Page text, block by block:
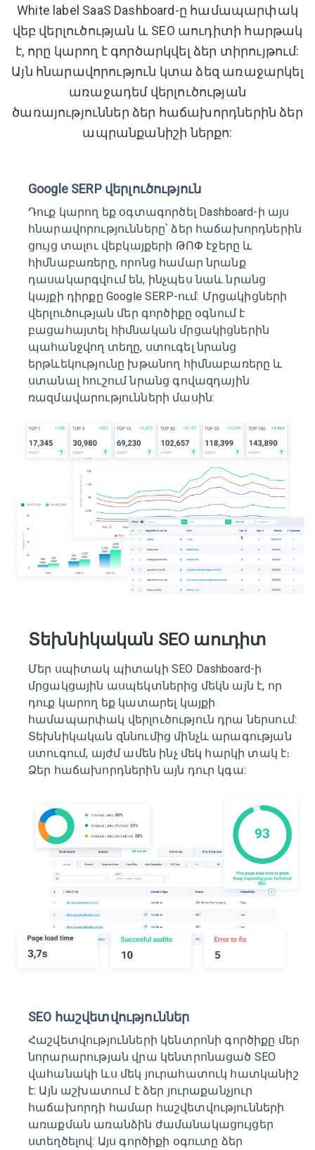
White label SaaS Dashboard-ը համապարփակ
վեբ վերլուծության և SEO աուդիտի հարթակ
է, որը կարող է գործարկվել ձեր տիրույթում:
Այն հնարավորություն կտա ձեզ առաջարկել
առաջադեմ վերլուծության
ծառայություններ ձեր հաճախորդներին ձեր
ապրանքանիշի ներքո:
Google SERP վերլուծություն
Դուք կարող եք օգտագործել Dashboard-ի այս
հնարավորությունները՝ ձեր հաճախորդներին
ցույց տալու վեբկայքերի ԹՈՓ էջերը և
հիմնաբառերը, որոնց համար նրանք
դասակարգվում են, ինչպես նաև նրանց
կայքի դիրքը Google SERP-ում: Մրցակիցների
վերլուծության մեր գործիքը օգնում է
բացահայտել հիմնական մրցակիցներին
պահանջվող տեղը, ստուգել նրանց
երթևեկությունը խթանող հիմնաբառերը և
ստանալ հուշում նրանց գովազդային
ռազմավարությունների մասին:
Տեխնիկական SEO աուդիտ
Մեր սպիտակ պիտակի SEO Dashboard-ի
մրցակցային ասպեկտներից մեկն այն է, որ
դուք կարող եք կատարել կայքի
համապարփակ վերլուծություն դրա ներսում:
Տեխնիկական զննումից մինչև արագության
ստուգում, այժմ ամեն ինչ մեկ հարկի տակ է։
Ձեր հաճախորդներին այն դուր կգա:
SEO հաշվետվություններ
Հաշվետվությունների կենտրոնի գործիքը մեր
նորարարության վրա կենտրոնացած SEO
վահանակի ևս մեկ յուրահատուկ հատկանիշ
է: Այն աշխատում է ձեր յուրաքանչյուր
հաճախորդի համար հաշվետվությունների
առաքման առանձին ժամանակացույցեր
ստեղծելով: Այս գործիքի օգուտը ձեր